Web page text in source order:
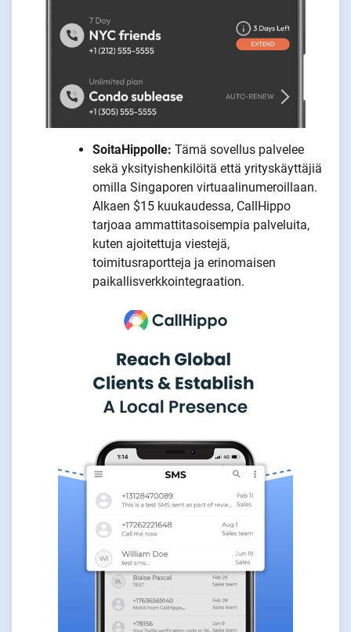
SoitaHippolle: Tämä sovellus palvelee
sekä yksityishenkilöitä että yrityskäyttäjiä
omilla Singaporen virtuaalinumeroillaan.
Alkaen $15 kuukaudessa, CallHippo
tarjoaa ammattitasoisempia palveluita,
kuten ajoitettuja viestejä,
toimitusraportteja ja erinomaisen
paikallisverkkointegraation.